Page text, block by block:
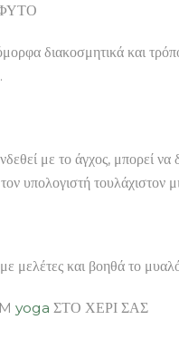
διακοσμητικά και
με το άγχος, μπορεί
υπολογιστή τουλάχιστον
μελέτες και βοηθά το
yoga ΣΤΟ ΧΕΡΙ ΣΑΣ